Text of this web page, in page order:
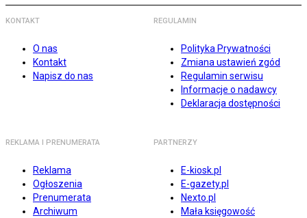
KONTAKT
O nas
Kontakt
Napisz do nas
REGULAMIN
Polityka Prywatności
Zmiana ustawień zgód
Regulamin serwisu
Informacje o nadawcy
Deklaracja dostępności
REKLAMA I PRENUMERATA
Reklama
Ogłoszenia
Prenumerata
Archiwum
PARTNERZY
E-kiosk.pl
E-gazety.pl
Nexto.pl
Mała księgowość